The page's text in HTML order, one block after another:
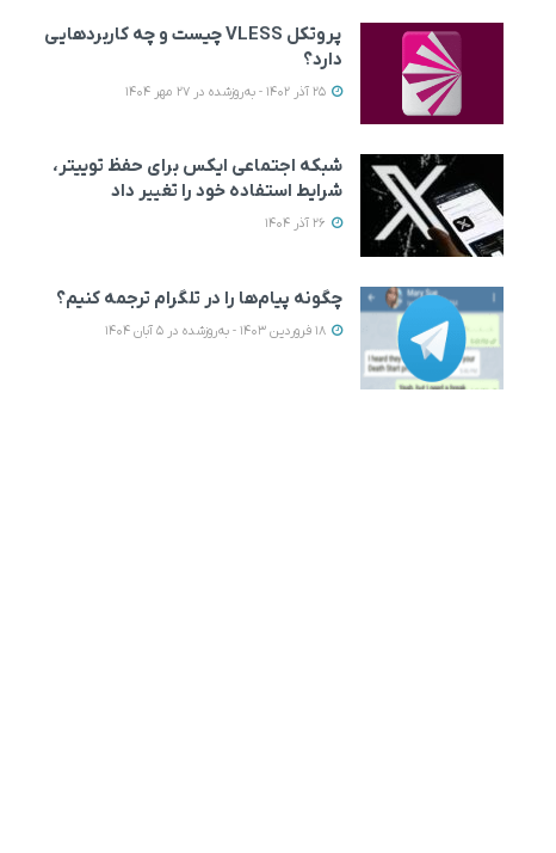
پروتکل VLESS چیست و چه کاربردهایی
دارد؟
شبکه اجتماعی ایکس برای حفظ توییتر،
شرایط استفاده خود را تغییر داد
چگونه پیام‌ها را در تلگرام ترجمه کنیم؟